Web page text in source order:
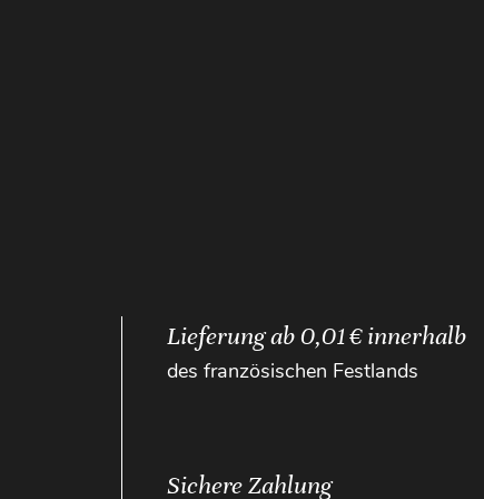
Lieferung ab 0,01 € innerhalb
des französischen Festlands
Sichere Zahlung